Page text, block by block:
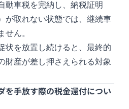
動車税を完納し、納税証明
が取れない状態では、継続車
せん。
状を放置し続けると、最終的
財産が差し押さえられる対象
を手放す際の税金還付につい